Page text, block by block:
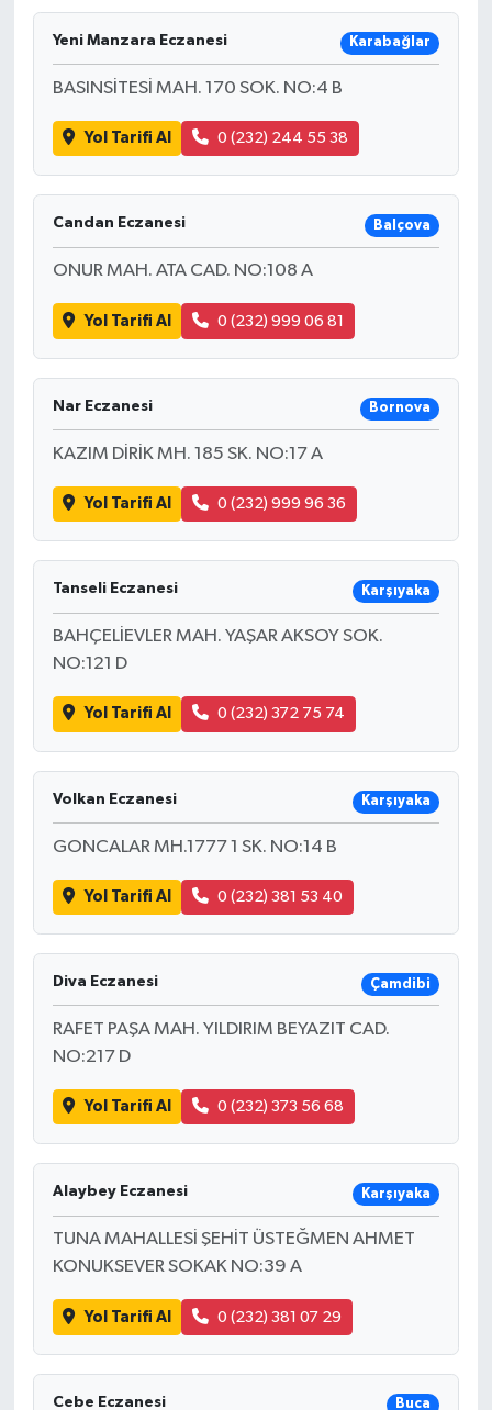
Yeni Manzara Eczanesi Karabağlar
BASINSİTESİ MAH. 170 SOK. NO:4 B
Yol Tarifi Al 0 (232) 244 55 38
Candan Eczanesi Balçova
ONUR MAH. ATA CAD. NO:108 A
Yol Tarifi Al 0 (232) 999 06 81
Nar Eczanesi Bornova
KAZIM DİRİK MH. 185 SK. NO:17 A
Yol Tarifi Al 0 (232) 999 96 36
Tanseli Eczanesi Karşıyaka
BAHÇELİEVLER MAH. YAŞAR AKSOY SOK.
NO:121 D
Yol Tarifi Al 0 (232) 372 75 74
Volkan Eczanesi Karşıyaka
GONCALAR MH.1777 1 SK. NO:14 B
Yol Tarifi Al 0 (232) 381 53 40
Diva Eczanesi Çamdibi
RAFET PAŞA MAH. YILDIRIM BEYAZIT CAD.
NO:217 D
Yol Tarifi Al 0 (232) 373 56 68
Alaybey Eczanesi Karşıyaka
TUNA MAHALLESİ ŞEHİT ÜSTEĞMEN AHMET
KONUKSEVER SOKAK NO:39 A
Yol Tarifi Al 0 (232) 381 07 29
Cebe Eczanesi Buca